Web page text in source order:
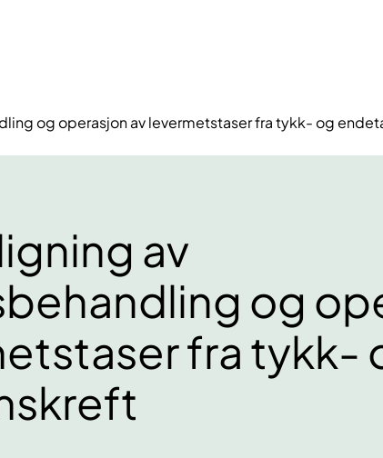
og operasjon av levermetstaser fra tykk- og
av
og
fra tykk-